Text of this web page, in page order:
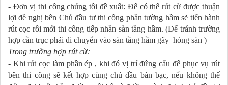
- Đơn vị thi công chúng tôi đề xuất: Để có thể rút cừ đ­ược thuận
lợi đề nghị bên Chủ đầu t­ư thi công phần t­ường hầm sẽ tiến hành
rút cọc rồi mới thi công tiếp nhần sàn tầng hầm. (Để tránh trường
hợp cần trục phải di chuyển vào sàn tầng hầm gãy ­ hỏng sàn )
Trong trư­ờng hợp rút cừ:
- Khi rút cọc làm phần ép , khi đó vị trí đứng cẩu để phục vụ rút
bên thi công sẽ kết hợp cùng chủ đầu bàn bạc, nếu không thể